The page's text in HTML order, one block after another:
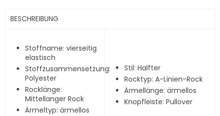
BESCHREIBUNG
Stoffname: vierseitig
elastisch
Stoffzusammensetzung:
Polyester
Rocklänge:
Mittellanger Rock
Ärmeltyp: ärmellos
Stil: Halfter
Rocktyp: A-Linien-Rock
Ärmellänge: ärmellos
Knopfleiste: Pullover